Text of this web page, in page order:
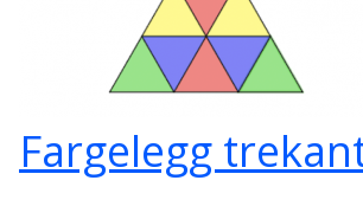
Fargelegg